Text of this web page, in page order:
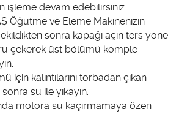
işleme devam edebilirsiniz.
Öğütme ve Eleme Makinenizin
sonra kapağı açın ters yöne
çekerek üst bölümü komple
için kalıntılarını torbadan çıkan
su ile yıkayın.
motora su kaçırmamaya özen